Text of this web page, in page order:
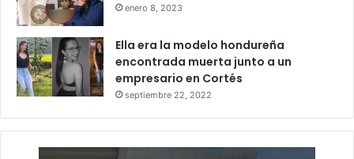
enero 8, 2023
Ella era la modelo hondureña
encontrada muerta junto a un
empresario en Cortés
septiembre 22, 2022